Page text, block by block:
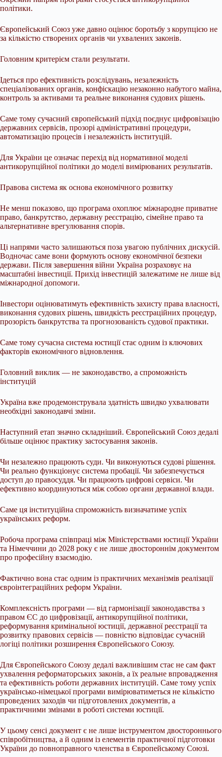
політики.
Європейський Союз уже давно оцінює боротьбу з корупцією не
за кількістю створених органів чи ухвалених законів.
Головним критерієм стали результати.
Ідеться про ефективність розслідувань, незалежність
спеціалізованих органів, конфіскацію незаконно набутого майна,
контроль за активами та реальне виконання судових рішень.
Саме тому сучасний європейський підхід поєднує цифровізацію
державних сервісів, прозорі адміністративні процедури,
автоматизацію процесів і незалежність інституцій.
Для України це означає перехід від нормативної моделі
антикорупційної політики до моделі вимірюваних результатів.
Правова система як основа економічного розвитку
Не менш показово, що програма охоплює міжнародне приватне
право, банкрутство, державну реєстрацію, сімейне право та
альтернативне врегулювання спорів.
Ці напрями часто залишаються поза увагою публічних дискусій.
Водночас саме вони формують основу економічної безпеки
держави. Після завершення війни Україна розраховує на
масштабні інвестиції. Прихід інвестицій залежатиме не лише від
міжнародної допомоги.
Інвестори оцінюватимуть ефективність захисту права власності,
виконання судових рішень, швидкість реєстраційних процедур,
прозорість банкрутства та прогнозованість судової практики.
Саме тому сучасна система юстиції стає одним із ключових
факторів економічного відновлення.
Головний виклик — не законодавство, а спроможність
інституцій
Україна вже продемонструвала здатність швидко ухвалювати
необхідні законодавчі зміни.
Наступний етап значно складніший. Європейський Союз дедалі
більше оцінює практику застосування законів.
Чи незалежно працюють суди. Чи виконуються судові рішення.
Чи реально функціонує система пробації. Чи забезпечується
доступ до правосуддя. Чи працюють цифрові сервіси. Чи
ефективно координуються між собою органи державної влади.
Саме ця інституційна спроможність визначатиме успіх
українських реформ.
Робоча програма співпраці між Міністерствами юстиції України
та Німеччини до 2028 року є не лише двостороннім документом
про професійну взаємодію.
Фактично вона стає одним із практичних механізмів реалізації
євроінтеграційних реформ України.
Комплексність програми — від гармонізації законодавства з
правом ЄС до цифровізації, антикорупційної політики,
реформування кримінальної юстиції, державної реєстрації та
розвитку правових сервісів — повністю відповідає сучасній
логіці політики розширення Європейського Союзу.
Для Європейського Союзу дедалі важливішим стає не сам факт
ухвалення реформаторських законів, а їх реальне впровадження
та ефективність роботи державних інституцій. Саме тому успіх
українсько-німецької програми вимірюватиметься не кількістю
проведених заходів чи підготовлених документів, а
практичними змінами в роботі системи юстиції.
У цьому сенсі документ є не лише інструментом двостороннього
співробітництва, а й одним із елементів практичної підготовки
України до повноправного членства в Європейському Союзі.